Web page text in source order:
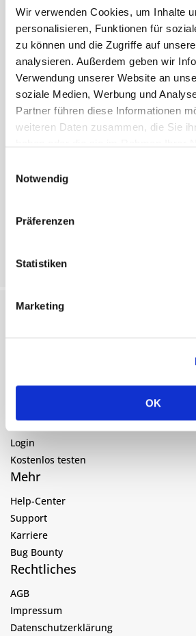
Wir verwenden Cookies, um Inhalte
personalisieren, Funktionen für
zu können und die Zugriffe auf
analysieren. Außerdem geben wir
Verwendung unserer Website an
soziale Medien, Werbung und
Partner führen diese Informationen
weiteren Daten zusammen, die Sie
Notwendig
Präferenzen
Statistiken
Marketing
OK
Preise
Login
Kostenlos testen
Mehr
Help-Center
Support
Karriere
Bug Bounty
Rechtliches
AGB
Impressum
Datenschutzerklärung